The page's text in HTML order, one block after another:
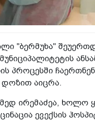
"ბერმუხა"
პროცესში
აიცრა.
ირემაძეა, ხოლო
ევექსის